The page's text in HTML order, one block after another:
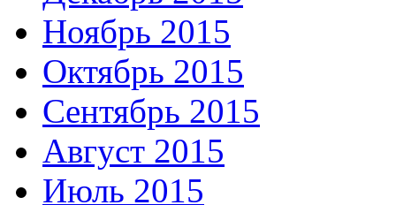
Ноябрь 2015
Октябрь 2015
Сентябрь 2015
Август 2015
Июль 2015